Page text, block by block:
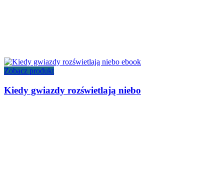
Zobacz produkt
Kiedy gwiazdy rozświetlają niebo